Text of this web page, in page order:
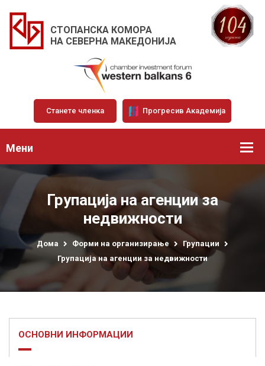
СТОПАНСКА КОМОРА
НА СЕВЕРНА МАКЕДОНИЈА
Станете членка Прогресив Академија
Мени
Групација на агенции за
недвижности
Дома Форми на организирање
Групации
Групација на агенции за недвижности
ОСНОВНИ ИНФОРМАЦИИ